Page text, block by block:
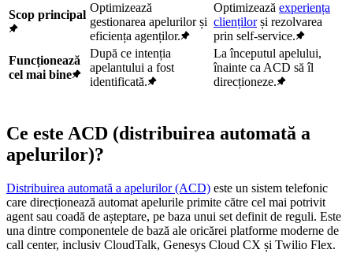
Scop principal
Optimizează
gestionarea apelurilor și
eficiența agenților.
Optimizează experiența
cliențilorși rezolvarea
prin self-service.
Funcționează
cel mai bine
După ce intenția
apelantului a fost
identificată.
La începutul apelului,
înainte ca ACD să îl
direcționeze.
Ce este ACD (distribuirea automată a
apelurilor)?
Distribuirea automată a apelurilor (ACD) este un sistem telefonic
care direcționează automat apelurile primite către cel mai potrivit
agent sau coadă de așteptare, pe baza unui set definit de reguli. Este
una dintre componentele de bază ale oricărei platforme moderne de
call center, inclusiv CloudTalk, Genesys Cloud CX și Twilio Flex.